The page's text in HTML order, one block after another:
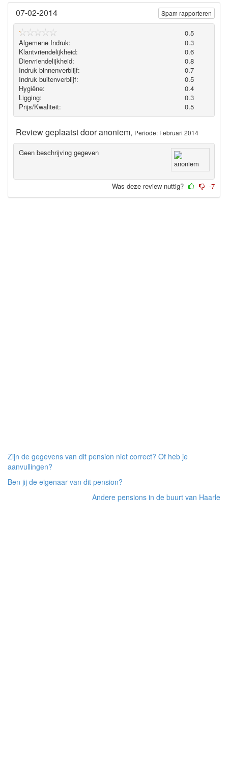
07-02-2014
0.5
Algemene Indruk:
0.3
Klantvriendelijkheid:
0.6
Diervriendelijkheid:
0.8
Indruk binnenverblijf:
0.7
Indruk buitenverblijf:
0.5
Hygiëne‎:
0.4
Ligging:
0.3
Prijs/Kwaliteit:
0.5
Review geplaatst dooranoniem, Periode: Februari 2014
Geen beschrijving gegeven
Spam rapporteren
Was deze review nuttig? -7
Zijn de gegevens van dit pension niet correct? Of heb je
aanvullingen?
Ben jij de eigenaar van dit pension?
Andere pensions in de buurt van Haarle